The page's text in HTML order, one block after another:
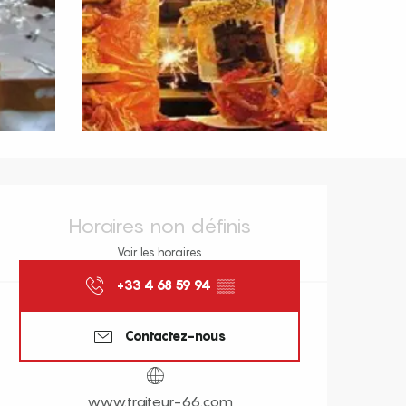
et coordonnées
Horaires non définis
Voir les horaires
+33 4 68 59 94 ▒▒
Contactez-nous
www.traiteur-66.com